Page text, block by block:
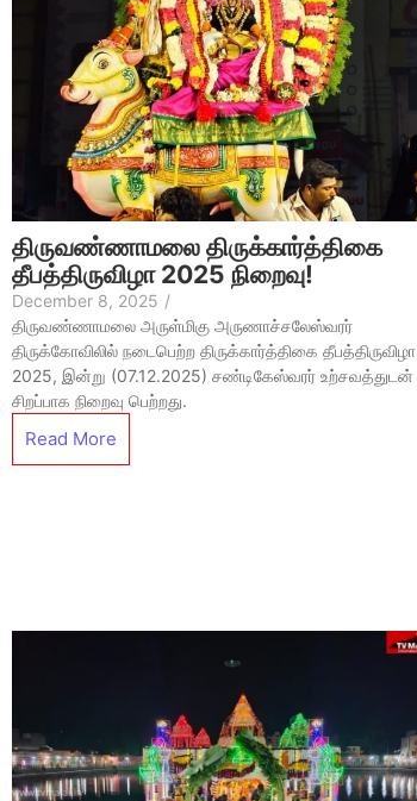
திருவண்ணாமலை திருக்கார்த்திகை
தீபத்திருவிழா 2025 நிறைவு!
December 8, 2025 /
திருவண்ணாமலை அருள்மிகு அருணாச்சலேஸ்வரர்
திருக்கோவிலில் நடைபெற்ற திருக்கார்த்திகை தீபத்திருவிழா
2025, இன்று (07.12.2025) சண்டிகேஸ்வரர் உற்சவத்துடன்
சிறப்பாக நிறைவு பெற்றது.
Read More